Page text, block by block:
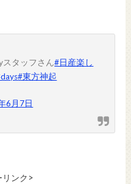
スタッフさん#日産楽し
#東方神起
6月7日
リンク>